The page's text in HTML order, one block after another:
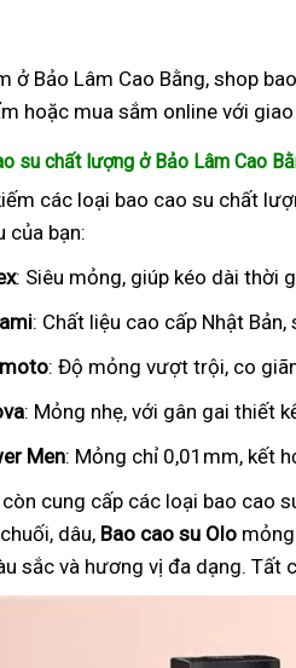
ở Bảo Lâm Cao Bằng, shop
hoặc mua sắm online với
su chất lượng ở Bảo Lâm Cao
các loại bao cao su chất
của bạn:
: Siêu mỏng, giúp kéo dài thời
: Chất liệu cao cấp Nhật
: Độ mỏng vượt trội, co
: Mỏng nhẹ, với gân gai thiết
Men: Mỏng chỉ 0,01mm, kết
cung cấp các loại bao cao
dâu, Bao cao su Olo
sắc và hương vị đa dạng.